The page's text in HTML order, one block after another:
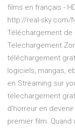
films en français -
http://real-sky.com/
Téléchargement de
Telechargement
téléchargement
logiciels, mangas,
en Streaming sur
telechargement
d’horreur en
premier film. Quand